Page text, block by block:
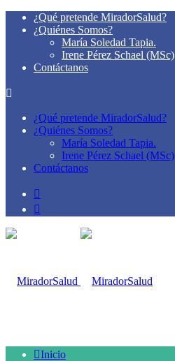
¿Qué pretende MiradorSalud?
¿Quiénes Somos?
María Soledad Tapia.
Irene Pérez Schael (MSc)
Contáctanos
¿Qué pretende MiradorSalud?
¿Quiénes Somos?
María Soledad Tapia.
Irene Pérez Schael (MSc)
Contáctanos
Inicio